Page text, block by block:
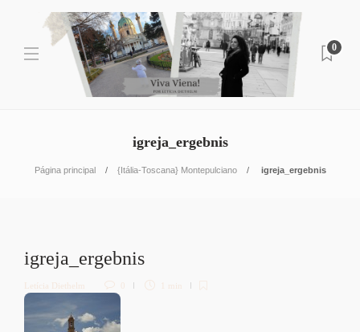
0
igreja_ergebnis
Página principal {Itália-Toscana} Montepulciano igreja_ergebnis
igreja_ergebnis
Letícia Diethelm 0 1 min